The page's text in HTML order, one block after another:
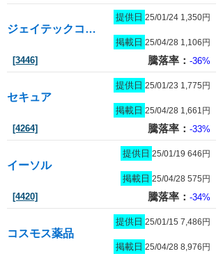
ジェイテックコーポレーション
提供日 25/01/24 1,350円
掲載日 25/04/28 1,106円
[3446] 騰落率： -36%
セキュア
提供日 25/01/23 1,775円
掲載日 25/04/28 1,661円
[4264] 騰落率： -33%
イーソル
提供日 25/01/19 646円
掲載日 25/04/28 575円
[4420] 騰落率： -34%
コスモス薬品
提供日 25/01/15 7,486円
掲載日 25/04/28 8,976円